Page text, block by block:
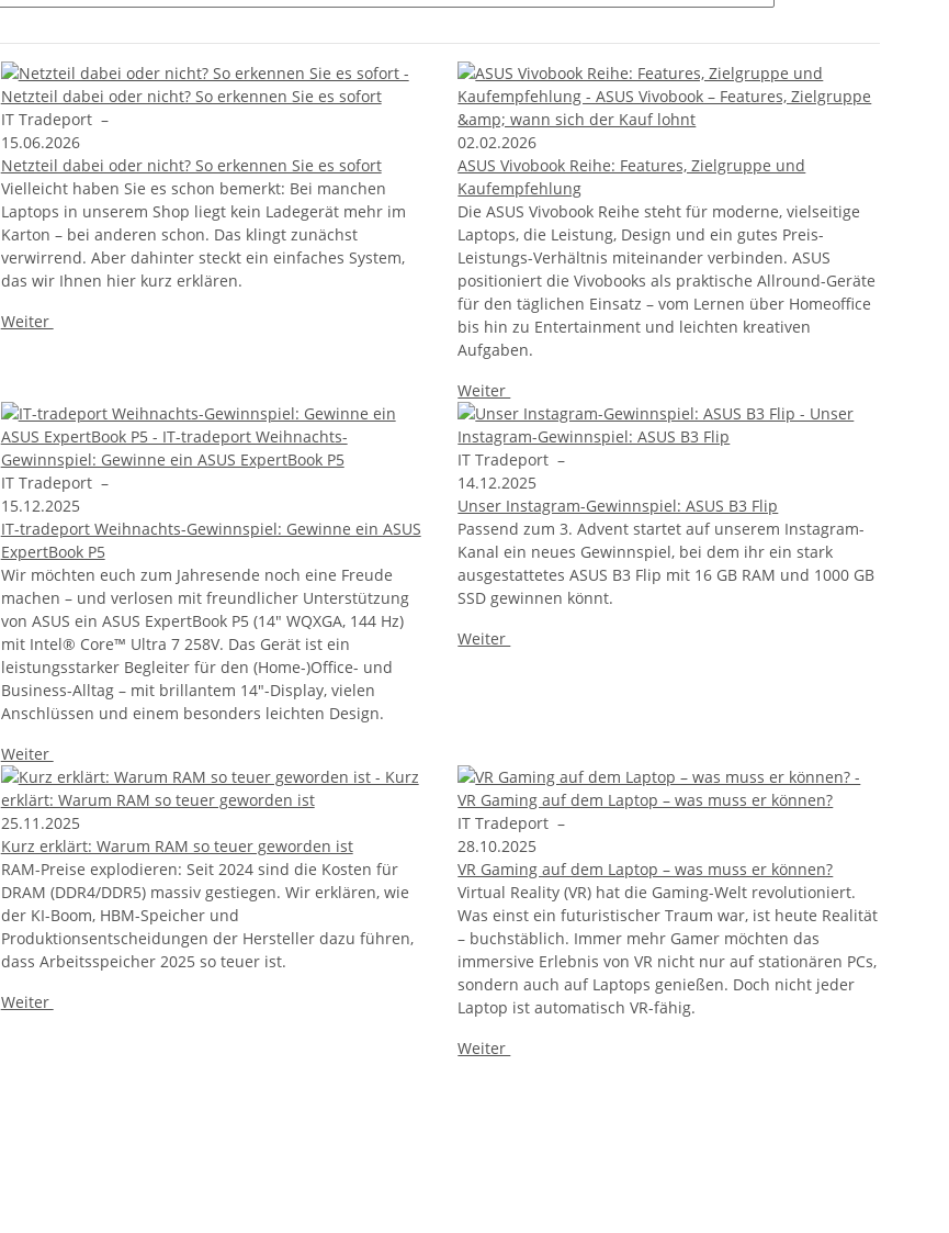
IT Tradeport –
15.06.2026
Netzteil dabei oder nicht? So erkennen Sie es sofort
Vielleicht haben Sie es schon bemerkt: Bei manchen
Laptops in unserem Shop liegt kein Ladegerät mehr im
Karton – bei anderen schon. Das klingt zunächst
verwirrend. Aber dahinter steckt ein einfaches System,
das wir Ihnen hier kurz erklären.
Weiter
02.02.2026
ASUS Vivobook Reihe: Features, Zielgruppe und
Kaufempfehlung
Die ASUS Vivobook Reihe steht für moderne, vielseitige
Laptops, die Leistung, Design und ein gutes Preis-
Leistungs-Verhältnis miteinander verbinden. ASUS
positioniert die Vivobooks als praktische Allround-Geräte
für den täglichen Einsatz – vom Lernen über Homeoffice
bis hin zu Entertainment und leichten kreativen
Aufgaben.
Weiter
IT Tradeport –
15.12.2025
IT-tradeport Weihnachts-Gewinnspiel: Gewinne ein ASUS
ExpertBook P5
Wir möchten euch zum Jahresende noch eine Freude
machen – und verlosen mit freundlicher Unterstützung
von ASUS ein ASUS ExpertBook P5 (14" WQXGA, 144 Hz)
mit Intel® Core™ Ultra 7 258V. Das Gerät ist ein
leistungsstarker Begleiter für den (Home-)Office- und
Business-Alltag – mit brillantem 14"-Display, vielen
Anschlüssen und einem besonders leichten Design.
Weiter
IT Tradeport –
14.12.2025
Unser Instagram-Gewinnspiel: ASUS B3 Flip
Passend zum 3. Advent startet auf unserem Instagram-
Kanal ein neues Gewinnspiel, bei dem ihr ein stark
ausgestattetes ASUS B3 Flip mit 16 GB RAM und 1000 GB
SSD gewinnen könnt.
Weiter
25.11.2025
Kurz erklärt: Warum RAM so teuer geworden ist
RAM-Preise explodieren: Seit 2024 sind die Kosten für
DRAM (DDR4/DDR5) massiv gestiegen. Wir erklären, wie
der KI-Boom, HBM-Speicher und
Produktionsentscheidungen der Hersteller dazu führen,
dass Arbeitsspeicher 2025 so teuer ist.
Weiter
IT Tradeport –
28.10.2025
VR Gaming auf dem Laptop – was muss er können?
Virtual Reality (VR) hat die Gaming-Welt revolutioniert.
Was einst ein futuristischer Traum war, ist heute Realität
– buchstäblich. Immer mehr Gamer möchten das
immersive Erlebnis von VR nicht nur auf stationären PCs,
sondern auch auf Laptops genießen. Doch nicht jeder
Laptop ist automatisch VR-fähig.
Weiter